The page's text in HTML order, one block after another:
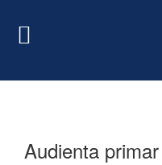
Audienta primar